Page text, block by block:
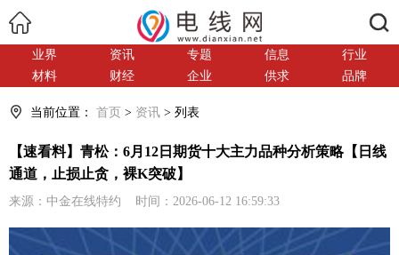
业界 资讯 专题 信息
行业
材料
财经 企业 供求 品牌
当前位置： 首页 > 资讯 > 列表
【速看料】青松：6月12日期货十大主力品种分析策略【日线
通道，止损止贪，裸K突破】
来源：中金在线特约 时间：2026-06-12 16:59:33